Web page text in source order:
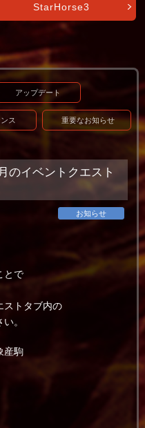
StarHorse3
アップデート
ス 重要なお知らせ
のイベントクエスト
お知らせ
とで
トタブ内の
。
産駒